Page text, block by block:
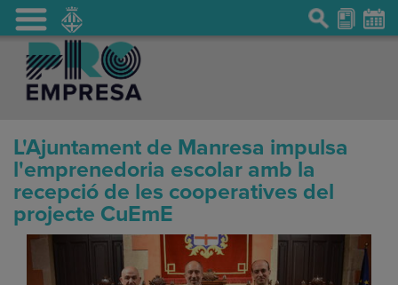
L'Ajuntament de Manresa impulsa
l'emprenedoria escolar amb la
recepció de les cooperatives del
projecte CuEmE